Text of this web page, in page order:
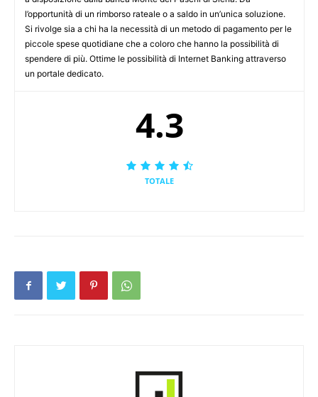
l’opportunità di un rimborso rateale o a saldo in un’unica soluzione.
Si rivolge sia a chi ha la necessità di un metodo di pagamento per le
piccole spese quotidiane che a coloro che hanno la possibilità di
spendere di più. Ottime le possibilità di Internet Banking attraverso
un portale dedicato.
4.3
TOTALE